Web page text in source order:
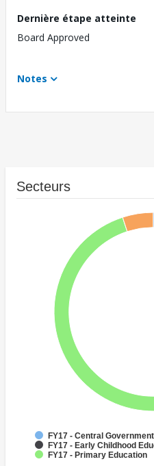
Dernière étape atteinte
Board Approved
Notes
Secteurs
FY17 - Central
FY17 - Early Childhood
FY17 - Primary Education